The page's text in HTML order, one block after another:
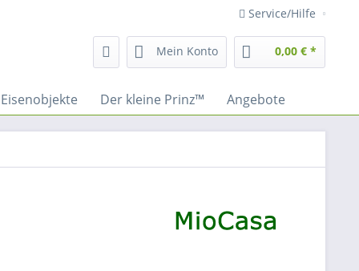
Service/Hilfe
Mein Konto 0,00 € *
Eisenobjekte Der kleine Prinz™ Angebote